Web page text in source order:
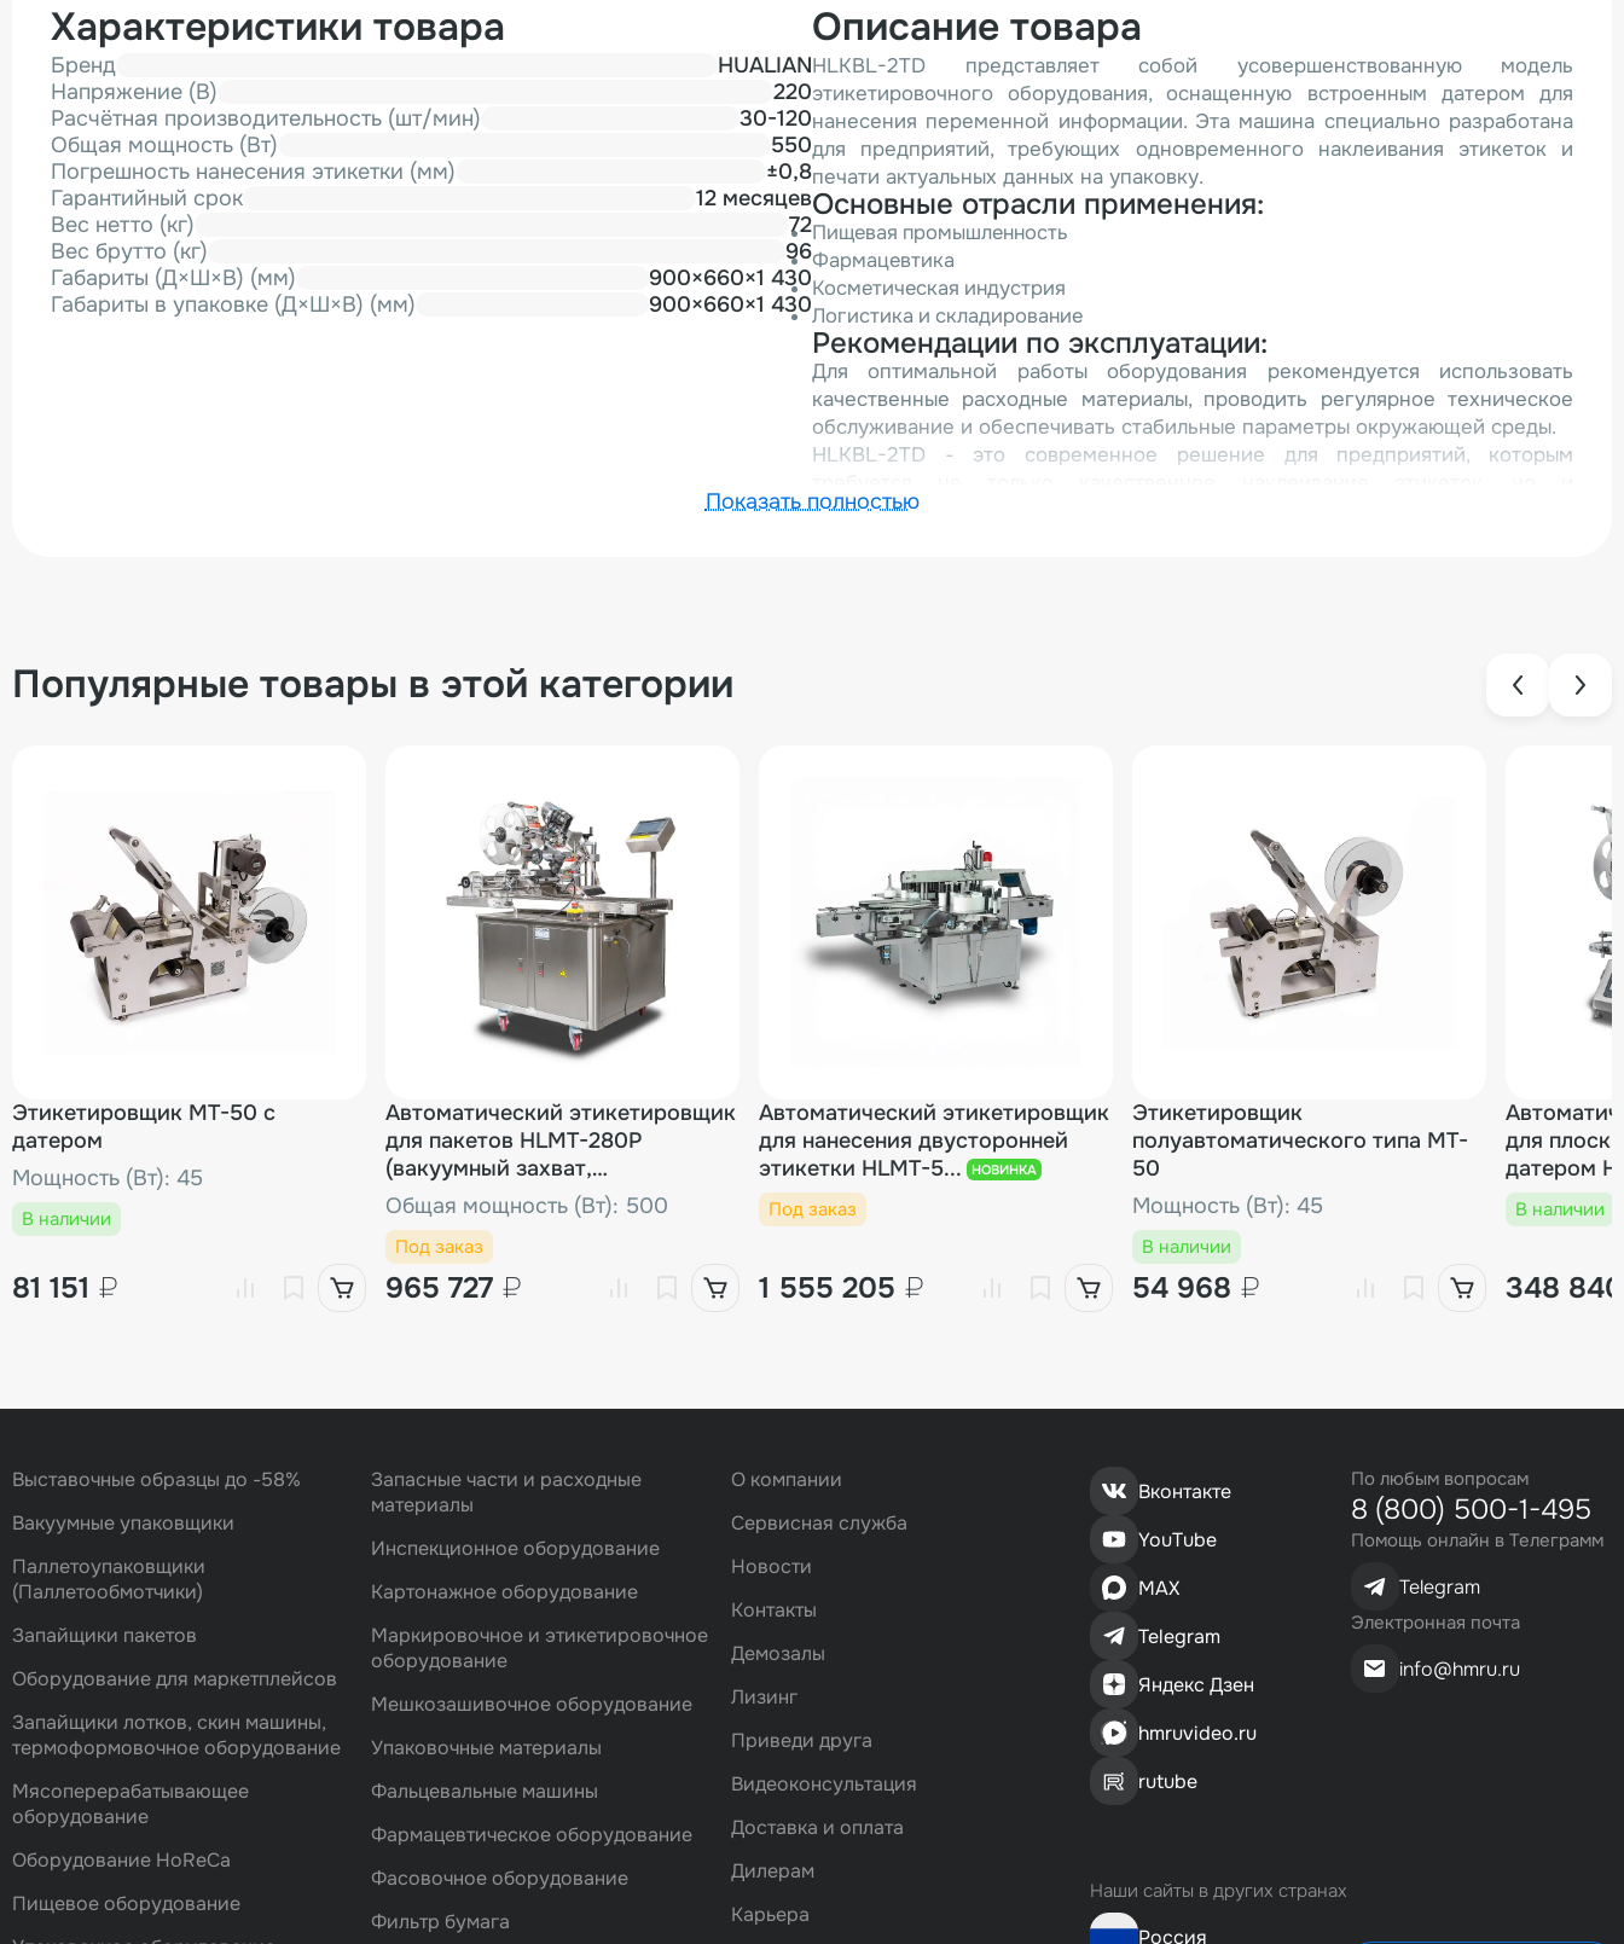
Характеристики товара
Бренд
HUALIAN
Напряжение (В)
220
Расчётная производительность (шт/мин)
30-120
Общая мощность (Вт)
550
Погрешность нанесения этикетки (мм)
±0,8
Гарантийный срок
12 месяцев
Вес нетто (кг)
72
Вес брутто (кг)
96
Габариты (Д×Ш×В) (мм)
900×660×1 430
Габариты в упаковке (Д×Ш×В) (мм)
900×660×1 430
Описание товара
HLKBL-2TD представляет собой усовершенствованную модель
этикетировочного оборудования, оснащенную встроенным датером для
нанесения переменной информации. Эта машина специально разработана
для предприятий, требующих одновременного наклеивания этикеток и
печати актуальных данных на упаковку.
Основные отрасли применения:
Пищевая промышленность
Фармацевтика
Косметическая индустрия
Логистика и складирование
Рекомендации по эксплуатации:
Для оптимальной работы оборудования рекомендуется использовать
качественные расходные материалы, проводить регулярное техническое
обслуживание и обеспечивать стабильные параметры окружающей среды.
HLKBL-2TD - это современное решение для предприятий, которым
обязательное нанесение переменной информации на упаковку.
Показать полностью
Популярные товары в этой категории
Этикетировщик MT-50 с
датером
Мощность (Вт): 45
В наличии
81 151 ₽
Автоматический этикетировщик
для пакетов HLMT-280P
(вакуумный захват,
термотрансферная печать)
Общая мощность (Вт): 500
Под заказ
965 727 ₽
Автоматический этикетировщик
для нанесения двусторонней
этикетки HLMT-5...
НОВИНКА
Под заказ
1 555 205 ₽
Этикетировщик
полуавтоматического типа MT-
50
Мощность (Вт): 45
В наличии
54 968 ₽
для
датером
В наличии
348
Выставочные образцы до -58%
Вакуумные упаковщики
Паллетоупаковщики
(Паллетообмотчики)
Запайщики пакетов
Оборудование для маркетплейсов
Запайщики лотков, скин машины,
термоформовочное оборудование
Мясоперерабатывающее
оборудование
Оборудование HoReCa
Пищевое оборудование
Запасные части и расходные
материалы
Инспекционное оборудование
Картонажное оборудование
Маркировочное и этикетировочное
оборудование
Мешкозашивочное оборудование
Упаковочные материалы
Фальцевальные машины
Фармацевтическое оборудование
Фасовочноe оборудование
Фильтр бумага
О компании
Сервисная служба
Новости
Контакты
Демозалы
Лизинг
Приведи друга
Видеоконсультация
Доставка и оплата
Дилерам
Карьера
Вконтакте
YouTube
MAX
Telegram
Яндекс Дзен
hmruvideo.ru
rutube
Наши сайты в других странах
Россия
По любым вопросам
8 (800) 500-1-495
Помощь онлайн в Телеграмм
Telegram
Электронная почта
info@hmru.ru